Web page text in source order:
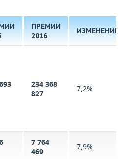
ПРЕМИИ
2016
ИЗМЕНЕНИЕ
234 368
827
7,2%
7 764
469
7,9%